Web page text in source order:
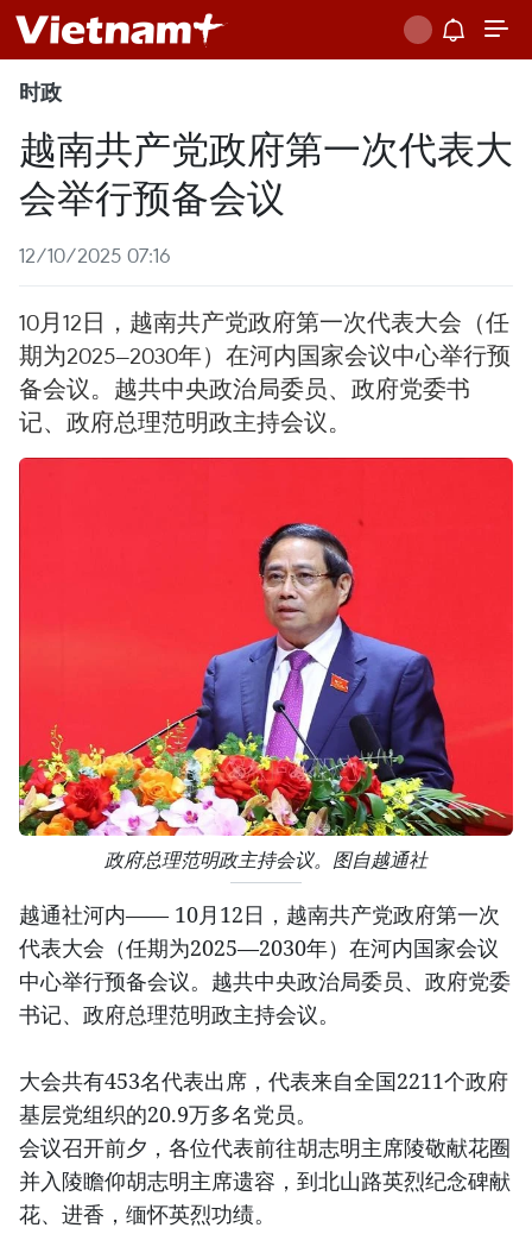
时政
越南共产党政府第一次代表大
会举行预备会议
12/10/2025 07:16
10月12日，越南共产党政府第一次代表大会（任
期为2025—2030年）在河内国家会议中心举行预
备会议。越共中央政治局委员、政府党委书
记、政府总理范明政主持会议。
政府总理范明政主持会议。图自越通社
越通社河内—— 10月12日，越南共产党政府第一次
代表大会（任期为2025—2030年）在河内国家会议
中心举行预备会议。越共中央政治局委员、政府党委
书记、政府总理范明政主持会议。
大会共有453名代表出席，代表来自全国2211个政府
基层党组织的20.9万多名党员。
会议召开前夕，各位代表前往胡志明主席陵敬献花圈
并入陵瞻仰胡志明主席遗容，到北山路英烈纪念碑献
花、进香，缅怀英烈功绩。